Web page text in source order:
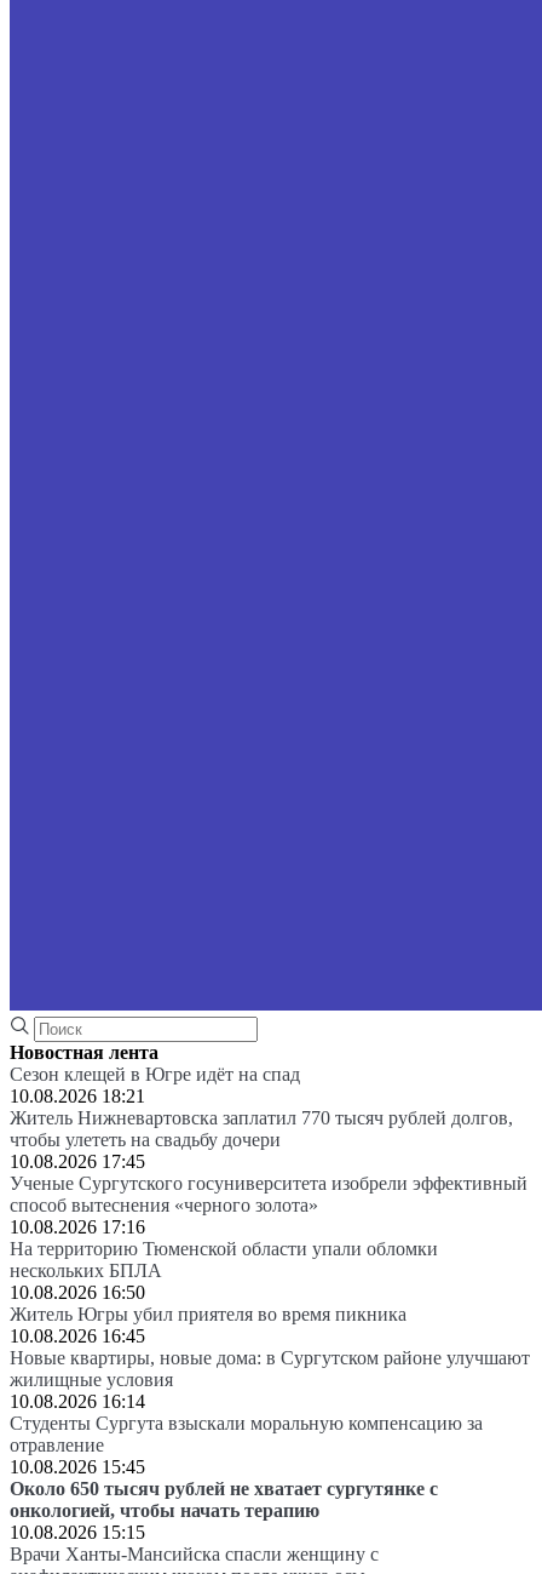
Новостная лента
Сезон клещей в Югре идёт на спад
10.08.2026 18:21
Житель Нижневартовска заплатил 770 тысяч рублей долгов,
чтобы улететь на свадьбу дочери
10.08.2026 17:45
Ученые Сургутского госуниверситета изобрели эффективный
способ вытеснения «черного золота»
10.08.2026 17:16
На территорию Тюменской области упали обломки
нескольких БПЛА
10.08.2026 16:50
Житель Югры убил приятеля во время пикника
10.08.2026 16:45
Новые квартиры, новые дома: в Сургутском районе улучшают
жилищные условия
10.08.2026 16:14
Студенты Сургута взыскали моральную компенсацию за
отравление
10.08.2026 15:45
Около 650 тысяч рублей не хватает сургутянке с
онкологией, чтобы начать терапию
10.08.2026 15:15
Врачи Ханты-Мансийска спасли женщину с